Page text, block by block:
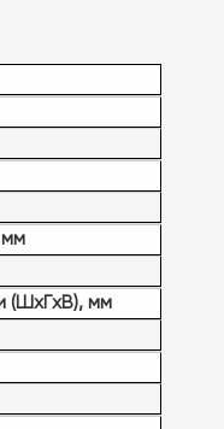
мм
(ШxГxВ), мм